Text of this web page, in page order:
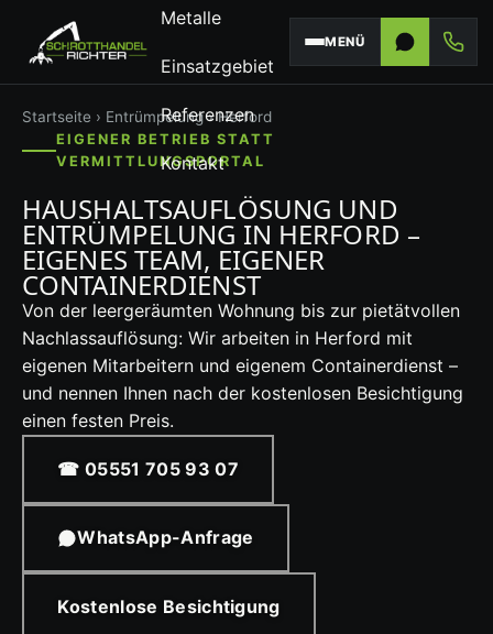
Metalle
Einsatzgebiet
Referenzen
Kontakt
MENÜ
Startseite › Entrümpelung› Herford
EIGENER BETRIEB STATT
VERMITTLUNGSPORTAL
HAUSHALTSAUFLÖSUNG UND
ENTRÜMPELUNG IN HERFORD –
EIGENES TEAM, EIGENER
CONTAINERDIENST
Von der leergeräumten Wohnung bis zur pietätvollen
Nachlassauflösung: Wir arbeiten in Herford mit
eigenen Mitarbeitern und eigenem Containerdienst –
und nennen Ihnen nach der kostenlosen Besichtigung
einen festen Preis.
☎ 05551 705 93 07
WhatsApp-Anfrage
Kostenlose Besichtigung